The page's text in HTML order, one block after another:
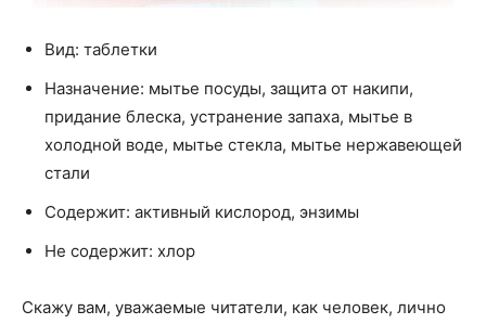
Вид: таблетки
Назначение: мытье посуды, защита от накипи,
придание блеска, устранение запаха, мытье в
холодной воде, мытье стекла, мытье нержавеющей
стали
Содержит: активный кислород, энзимы
Не содержит: хлор
Скажу вам, уважаемые читатели, как человек, лично